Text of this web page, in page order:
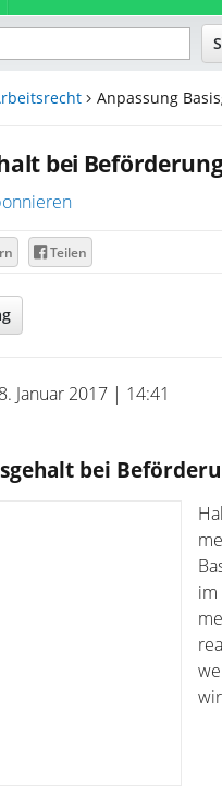
Anpassung
bei
Teilen
Januar 2017 | 14:41
bei